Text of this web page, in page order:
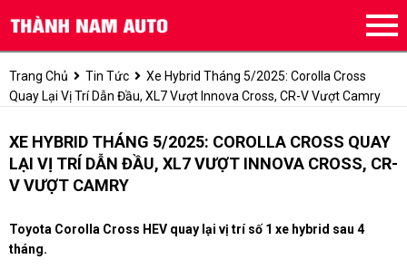
Trang Chủ Tin Tức
Xe Hybrid Tháng 5/2025: Corolla Cross
Quay Lại Vị Trí Dẫn Đầu, XL7 Vượt Innova Cross, CR-V Vượt Camry
XE HYBRID THÁNG 5/2025: COROLLA CROSS QUAY
LẠI VỊ TRÍ DẪN ĐẦU, XL7 VƯỢT INNOVA CROSS, CR-
V VƯỢT CAMRY
Toyota Corolla Cross HEV quay lại vị trí số 1 xe hybrid sau 4
tháng.